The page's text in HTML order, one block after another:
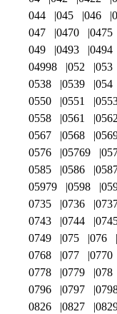
044
045 046
047
0470 0475
049
0493 0494
04998
052 053
0538
0539 054
0550
0551
0558
0561 0562
0567
0568
0576
05769
0585
0586
05979
0598
0735
0736
0743
0744
0749
075 076
0768
077 0770
0778
0779 078
0796
0797
0826
0827